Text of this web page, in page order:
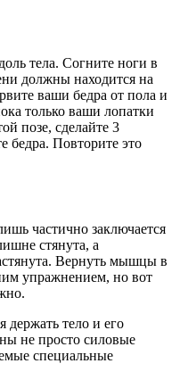
тела. Согните ноги в
должны находится на
ваши бедра от пола и
только ваши лопатки
позе, сделайте 3
бедра. Повторите это
частично заключается
стянута, а
Вернуть мышцы в
упражнением, но вот
держать тело и его
не просто силовые
специальные